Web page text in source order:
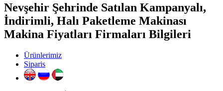
Nevşehir Şehrinde Satılan Kampanyalı,
İndirimli, Halı Paketleme Makinası
Makina Fiyatları Firmaları Bilgileri
Ürünlerimiz
Siparis